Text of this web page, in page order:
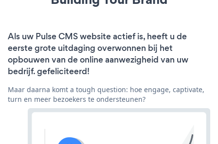
Als uw Pulse CMS website actief is, heeft u de
eerste grote uitdaging overwonnen bij het
opbouwen van de online aanwezigheid van uw
bedrijf. gefeliciteerd!
Maar daarna komt a tough question: hoe engage, captivate,
turn en meer bezoekers te ondersteunen?